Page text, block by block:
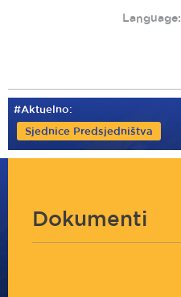
Language:
#Aktuelno:
Sjednice Predsjedništva
Dokumenti